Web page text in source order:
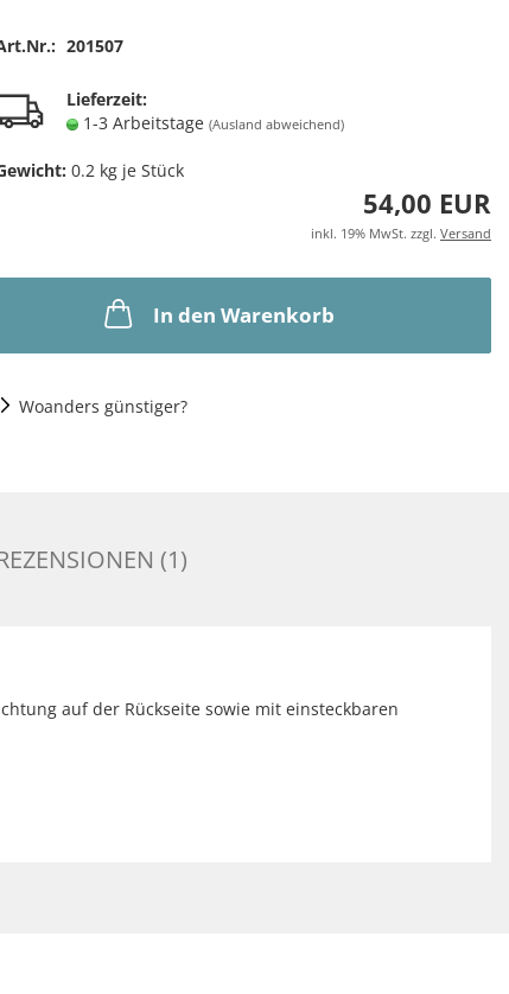
201507
Lieferzeit:
1-3 Arbeitstage (Ausland abweichend)
0.2 kg je Stück
54,00 EUR
inkl. 19% MwSt. zzgl. Versand
In den Warenkorb
Woanders günstiger?
(1)
auf der Rückseite sowie mit einsteckbaren